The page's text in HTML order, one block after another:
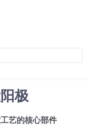
极
艺的核心部件